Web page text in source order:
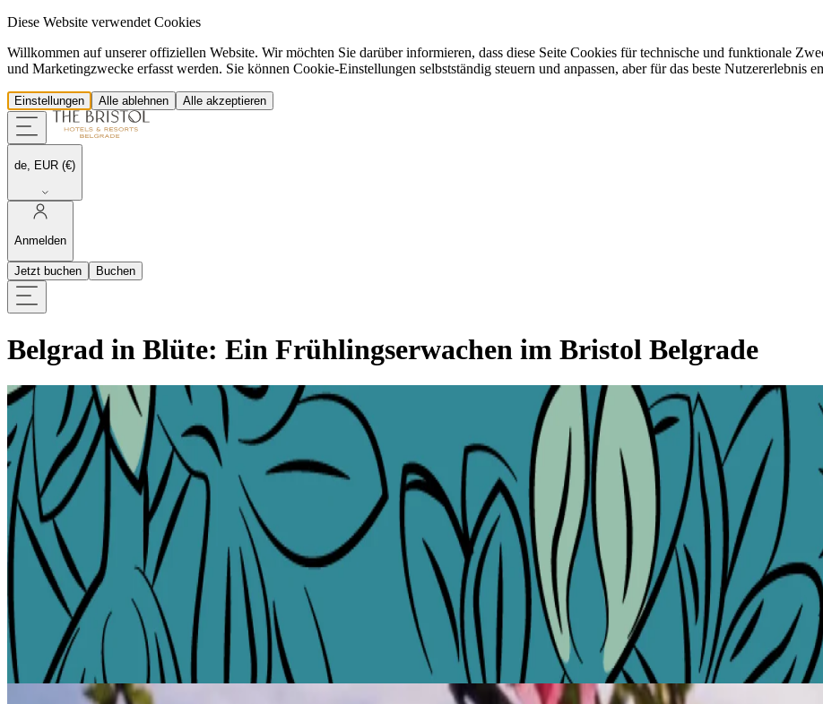
Diese Website verwendet Cookies
Willkommen auf unserer offiziellen Website. Wir möchten Sie darüber informieren, dass diese Seite Cookies für technische und funktionale
und Marketingzwecke erfasst werden. Sie können Cookie-Einstellungen selbstständig steuern und anpassen, aber für das beste Nutzererlebnis
Einstellungen Alle ablehnen Alle akzeptieren
de, EUR (€)
Anmelden
Jetzt buchen Buchen
Belgrad in Blüte: Ein Frühlingserwachen im Bristol Belgrade
Der erste Frühlingstag ist da, und mit ihm begrüßt The Bristol Belgrade die Jahreszeit der Erneuerung und Schönheit. So wie die Natur erwacht,
lebendige Verwandlung zu feiern als mit unserem exklusiven Belgrade in Bloom Angebot.
Ein blumiger Willkommensgruß
Schreiten Sie mit uns in den Frühling, angefangen bei der Fassade des The Bristol Belgrade, wo üppige Blumenarrangements die Eleganz der
Stadt selbst steht in voller Blüte, mit Sakura-Bäumen, die unser Viertel in zarte Rosa- und Weißtöne tauchen. Alles ist grün, frisch und voller
entdecken.
Aufenthalt und Erkundung
Ob Sie als Einheimischer nach einem saisonalen Rückzugsort suchen oder als Besucher Belgrad in seiner malerischsten Umgebung erleben
perfekten Frühlingsausflug. Genießen Sie einen Aufenthalt bei uns und tauchen Sie ein in das Beste, was die Stadt zu bieten hat. Das Wetter ist
Kunsthandwerksläden und die Entdeckung der versteckten Juwelen der Stadt.
Nippen, schmecken und feiern